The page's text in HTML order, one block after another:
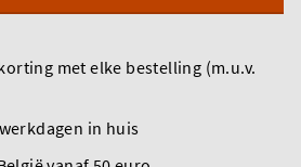
met elke bestelling (m.u.v.
in huis